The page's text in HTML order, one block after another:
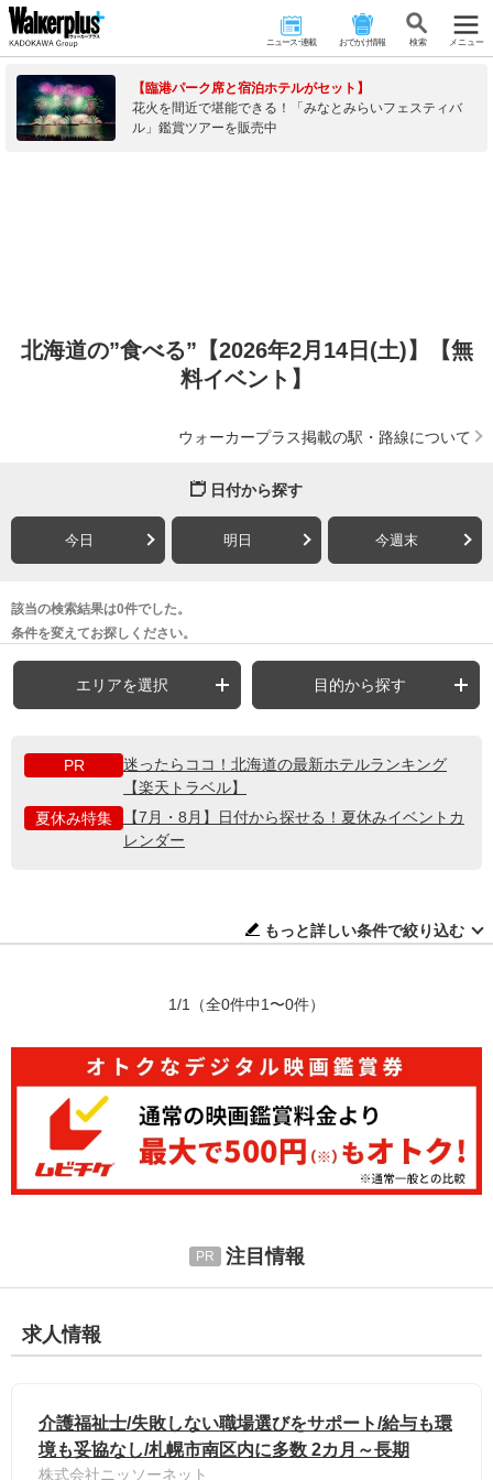
ニュース･連載 おでかけ情報 検 索 メニュー
【臨港パーク席と宿泊ホテルがセット】
花火を間近で堪能できる！「みなとみらいフェスティバ
ル」鑑賞ツアーを販売中
北海道の”食べる”【2026年2月14日(土)】【無
料イベント】
ウォーカープラス掲載の駅・路線について
日付から探す
今日 明日 今週末
該当の検索結果は0件でした。
条件を変えてお探しください。
エリアを選択 目的から探す
PR
迷ったらココ！北海道の最新ホテルランキング
【楽天トラベル】
夏休み特集
【7月・8月】日付から探せる！夏休みイベントカ
レンダー
もっと詳しい条件で絞り込む
1/1 （全0件中1〜0件）
注目情報
求人情報
介護福祉士/失敗しない職場選びをサポート/給与も環
境も妥協なし/札幌市南区内に多数 2カ月～長期
株式会社ニッソーネット